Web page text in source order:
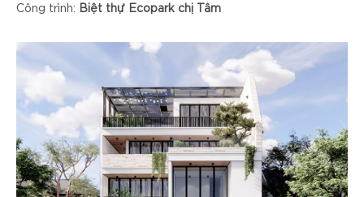
Công trình: Biệt thự Ecopark chị Tâm